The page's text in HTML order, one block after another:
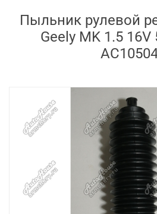
Пыльник рулевой
Geely MK 1.5 16V